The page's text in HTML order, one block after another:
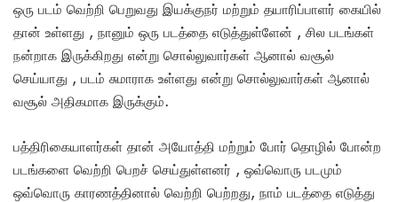
ஒரு படம் வெற்றி பெறுவது இயக்குநர் மற்றும் தயாரிப்பாளர் கையில்
தான் உள்ளது , நானும் ஒரு படத்தை எடுத்துள்ளேன் , சில படங்கள்
நன்றாக இருக்கிறது என்று சொல்லுவார்கள் ஆனால் வசூல்
செய்யாது , படம் சுமாராக உள்ளது என்று சொல்லுவார்கள் ஆனால்
வசூல் அதிகமாக இருக்கும்.
பத்திரிகையாளர்கள் தான் அயோத்தி மற்றும் போர் தொழில் போன்ற
படங்களை வெற்றி பெறச் செய்துள்ளனர் , ஒவ்வொரு படமும்
ஒவ்வொரு காரணத்தினால் வெற்றி பெற்றது, நாம் படத்தை எடுத்து